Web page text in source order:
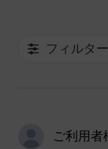
フィルター
ご利用者